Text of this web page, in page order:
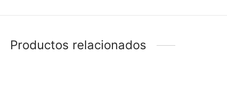
Productos relacionados